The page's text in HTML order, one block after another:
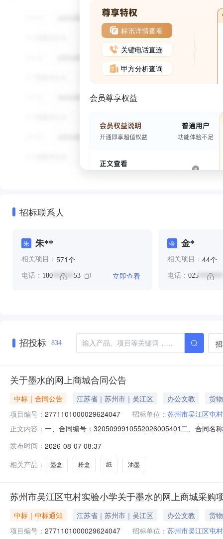
标讯详情查看
关键电话直连
甲方分析查询
会员尊享权益
招标联系人
朱 朱**
相关项目： 571个
电话： 180 ****** 53 立即查看
金 金*
相关项目： 44个
电话： 025*******
招投标 834
关于墨水的网上商城合同公告
中标｜合同公告 江苏省｜苏州市｜吴江区 办公文教
货物
项目编号： 2771101000029624047 招标单位： 苏州市吴江区屯
正文内容： 一、合同编号：3205099910552026005401二、合同名
址：江苏省南京市玄武区南京市玄武区珠江路88号新世
发布时间： 2026-08-07 08:37
相关产品：
墨盒 粉盒 纸 油墨
苏州市吴江区屯村实验小学关于墨水的网上商城采购
中标｜中标通知 江苏省｜苏州市｜吴江区 办公文教
货物
项目编号： 2771101000029624047 招标单位： 苏州市吴江区屯